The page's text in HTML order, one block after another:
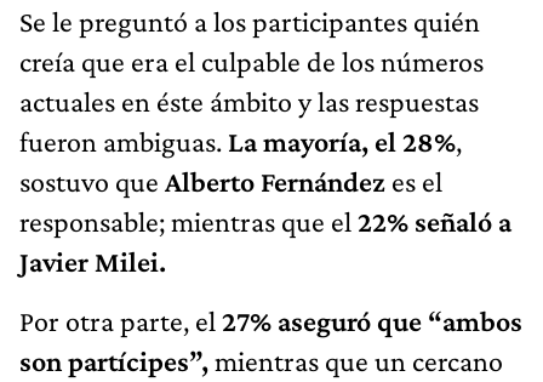
Se le preguntó a los participantes quién
creía que era el culpable de los números
actuales en éste ámbito y las respuestas
fueron ambiguas. La mayoría, el 28%,
sostuvo que Alberto Fernández es el
responsable; mientras que el 22% señaló a
Javier Milei.
Por otra parte, el 27% aseguró que “ambos
son partícipes”,mientras que un cercano